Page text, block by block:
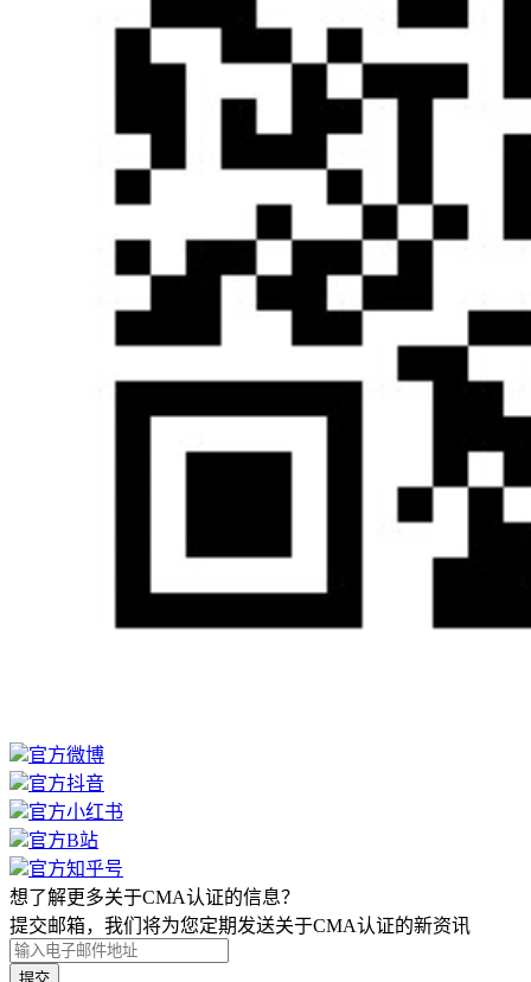
官方微博
官方抖音
官方小红书
官方B站
官方知乎号
想了解更多关于CMA认证的信息？
提交邮箱，我们将为您定期发送关于CMA认证的新资讯